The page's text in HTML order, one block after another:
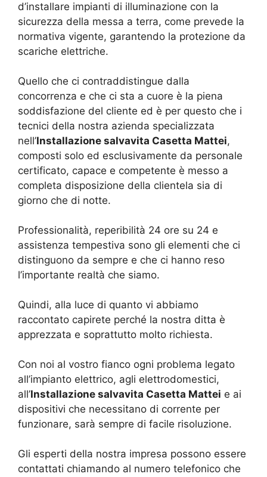
d’installare impianti di illuminazione con la
sicurezza della messa a terra, come prevede la
normativa vigente, garantendo la protezione da
scariche elettriche.
Quello che ci contraddistingue dalla
concorrenza e che ci sta a cuore è la piena
soddisfazione del cliente ed è per questo che i
tecnici della nostra azienda specializzata
nell’Installazione salvavita Casetta Mattei,
composti solo ed esclusivamente da personale
certificato, capace e competente è messo a
completa disposizione della clientela sia di
giorno che di notte.
Professionalità, reperibilità 24 ore su 24 e
assistenza tempestiva sono gli elementi che ci
distinguono da sempre e che ci hanno reso
l’importante realtà che siamo.
Quindi, alla luce di quanto vi abbiamo
raccontato capirete perché la nostra ditta è
apprezzata e soprattutto molto richiesta.
Con noi al vostro fianco ogni problema legato
all’impianto elettrico, agli elettrodomestici,
all’Installazione salvavita Casetta Mattei e ai
dispositivi che necessitano di corrente per
funzionare, sarà sempre di facile risoluzione.
Gli esperti della nostra impresa possono essere
contattati chiamando al numero telefonico che